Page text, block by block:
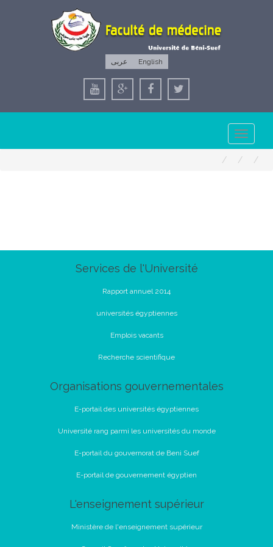
English عربى
Toggle
navigation
Services de l'Université
Rapport annuel 2014
universités égyptiennes
Emplois vacants
Recherche scientifique
Organisations gouvernementales
E-portail des universités égyptiennes
Université rang parmi les universités du monde
E-portail du gouvernorat de Beni Suef
E-portail de gouvernement égyptien
L'enseignement supérieur
Ministère de l'enseignement supérieur